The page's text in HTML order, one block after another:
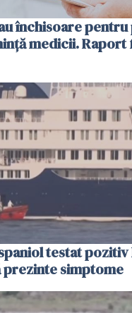
închisoare
medicii. Raport
testat pozitiv
prezinte simptome